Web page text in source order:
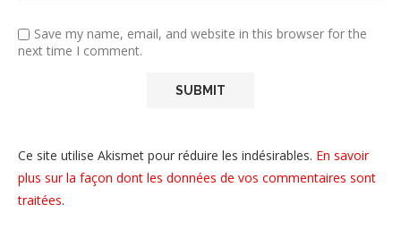
Save my name, email, and website in this browser for the
next time I comment.
Ce site utilise Akismet pour réduire les indésirables. En savoir
plus sur la façon dont les données de vos commentaires sont
traitées.